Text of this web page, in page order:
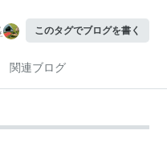
このタグでブログを書く
関連ブログ